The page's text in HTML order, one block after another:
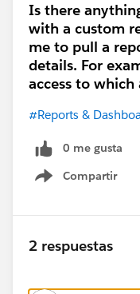
Is there
with a custom
me to pull a
details. For
access to
#Reports &
0 me gusta
Compartir
Show menu
2 respuestas